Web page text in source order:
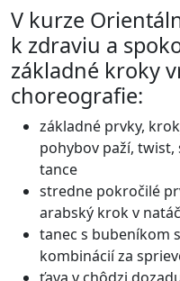
V kurze
k zdraviu a
základné kroky
choreografie:
základné prvky,
pohybov paží,
tance
stredne pokročilé
arabský krok v
tanec s bubeníkom
kombinácií za